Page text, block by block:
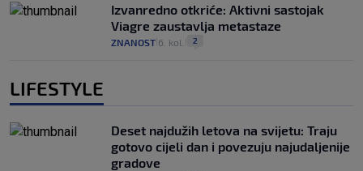
Izvanredno otkriće: Aktivni sastojak
Viagre zaustavlja metastaze
ZNANOST 6. kol. 2
LIFESTYLE
Deset najdužih letova na svijetu: Traju
gotovo cijeli dan i povezuju najudaljenije
gradove